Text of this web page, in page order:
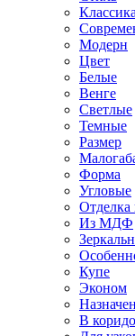
Классика
Модерн
Цвет
Белые
Венге
Светлые
Темные
Размер
Форма
Угловые
Отделка
Из МДФ
Купе
Эконом
В